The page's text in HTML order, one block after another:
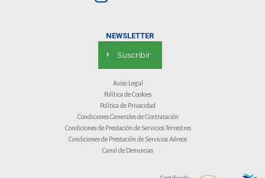
NEWSLETTER
Suscribir
Aviso Legal
Política de Cookies
Política de Privacidad
Condiciones Generales de Contratación
Condiciones de Prestación de Servicios Terrestres
Condiciones de Prestación de Servicios Aéreos
Canal de Denuncias